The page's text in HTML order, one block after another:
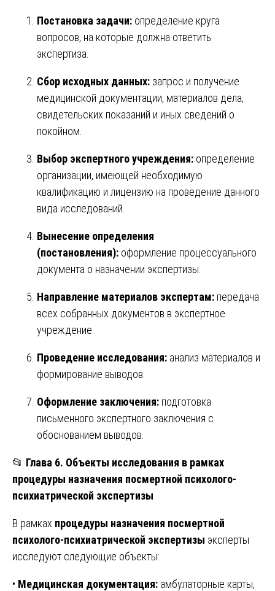
Постановка задачи: определение круга
вопросов, на которые должна ответить
экспертиза.
Сбор исходных данных: запрос и получение
медицинской документации, материалов дела,
свидетельских показаний и иных сведений о
покойном.
Выбор экспертного учреждения: определение
организации, имеющей необходимую
квалификацию и лицензию на проведение данного
вида исследований.
Вынесение определения
(постановления): оформление процессуального
документа о назначении экспертизы.
Направление материалов экспертам: передача
всех собранных документов в экспертное
учреждение.
Проведение исследования: анализ материалов и
формирование выводов.
Оформление заключения: подготовка
письменного экспертного заключения с
обоснованием выводов.
📂 Глава 6. Объекты исследования в рамках
процедуры назначения посмертной психолого-
психиатрической экспертизы
В рамках процедуры назначения посмертной
психолого-психиатрической экспертизы эксперты
исследуют следующие объекты:
• Медицинская документация: амбулаторные карты,